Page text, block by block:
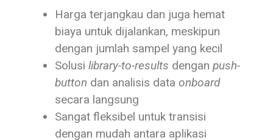
Harga terjangkau dan juga hemat
biaya untuk dijalankan, meskipun
dengan jumlah sampel yang kecil
Solusi library-to-results dengan push-
button dan analisis data onboard
secara langsung
Sangat fleksibel untuk transisi
dengan mudah antara aplikasi